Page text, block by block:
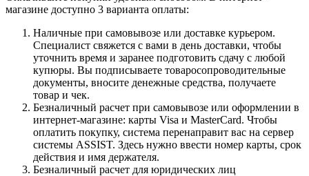
магазине доступно 3 варианта оплаты:
Наличные при самовывозе или доставке курьером.
Специалист свяжется с вами в день доставки, чтобы
уточнить время и заранее подготовить сдачу с любой
купюры. Вы подписываете товаросопроводительные
документы, вносите денежные средства, получаете
товар и чек.
Безналичный расчет при самовывозе или оформлении в
интернет-магазине: карты Visa и MasterCard. Чтобы
оплатить покупку, система перенаправит вас на сервер
системы ASSIST. Здесь нужно ввести номер карты, срок
действия и имя держателя.
Безналичный расчет для юридических лиц